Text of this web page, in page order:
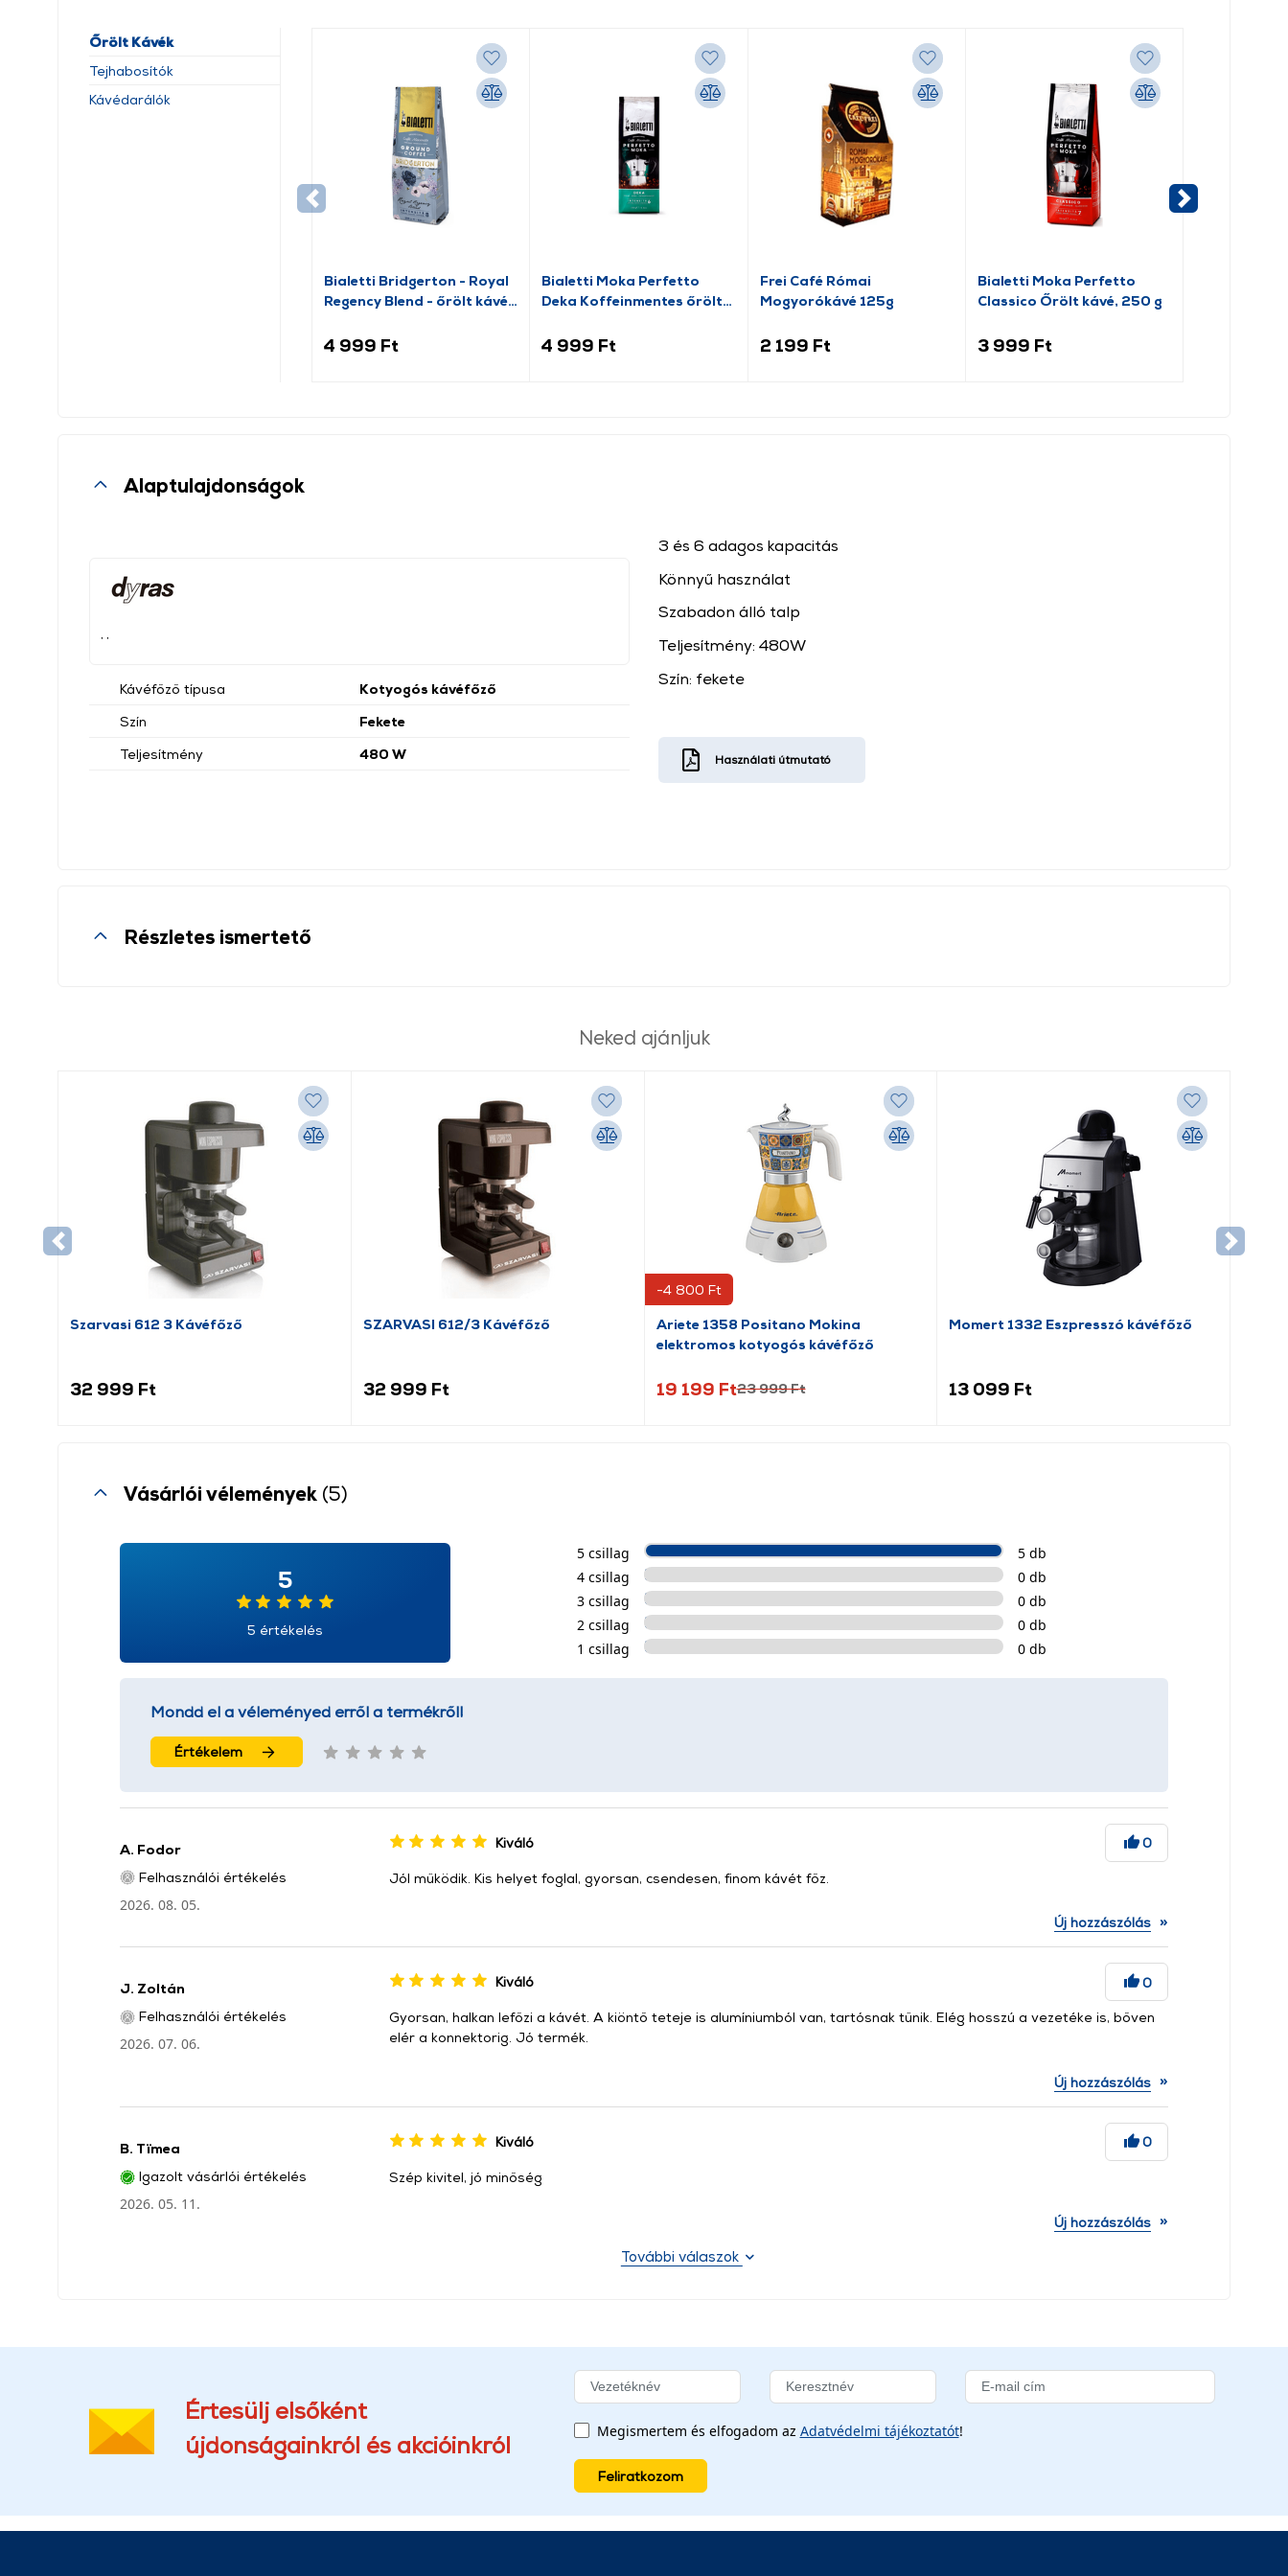
Őrölt Kávék
Tejhabosítók
Kávédarálók
Bialetti Bridgerton - Royal
Regency Blend - őrölt kávé
4 999 Ft
Bialetti Moka Perfetto
Deka Koffeinmentes őrölt
4 999 Ft
Frei Café Római
Mogyorókávé 125g
2 199 Ft
Bialetti Moka Perfetto
Classico Őrölt kávé, 250 g
3 999 Ft
Alaptulajdonságok
Kávéfőző típusa
Kotyogós kávéfőző
Szín
Fekete
Teljesítmény
480 W
3 és 6 adagos kapacitás
Könnyű használat
Szabadon álló talp
Teljesítmény: 480W
Szín: fekete
Használati útmutató
Részletes ismertető
Neked ajánljuk
Szarvasi 612 3 Kávéfőző
32 999 Ft
SZARVASI 612/3 Kávéfőző
32 999 Ft
-4 800 Ft
Ariete 1358 Positano Mokina
elektromos kotyogós kávéfőző
19 199 Ft23 999 Ft
Momert 1332 Eszpresszó kávéfőző
13 099 Ft
Vásárlói vélemények (5)
5
5 értékelés
5 csillag
5 db
4 csillag
0 db
3 csillag
0 db
2 csillag
0 db
1 csillag
0 db
Mondd el a véleményed erről a termékről!
Értékelem
A. Fodor
Felhasználói értékelés
2026. 08. 05.
Kiváló 0
Jól működik. Kis helyet foglal, gyorsan, csendesen, finom kávét főz.
Új hozzászólás »
J. Zoltán
Felhasználói értékelés
2026. 07. 06.
Kiváló 0
Gyorsan, halkan lefőzi a kávét. A kiöntő teteje is alumíniumból van, tartósnak tűnik. Elég hosszú a vezetéke is, bőven
elér a konnektorig. Jó termék.
Új hozzászólás »
B. Tïmea
Igazolt vásárlói értékelés
2026. 05. 11.
Kiváló 0
Szép kivitel, jó minőség
Új hozzászólás »
További válaszok
Értesülj elsőként
újdonságainkról és akcióinkról
Megismertem és elfogadom az Adatvédelmi tájékoztatót!
Feliratkozom